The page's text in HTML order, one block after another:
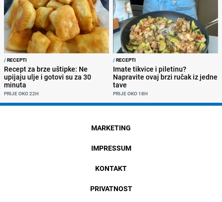
/RECEPTI
Recept za brze uštipke: Ne
upijaju ulje i gotovi su za 30
minuta
PRIJE OKO 22H
/RECEPTI
Imate tikvice i piletinu?
Napravite ovaj brzi ručak iz jedne
tave
PRIJE OKO 18H
MARKETING
IMPRESSUM
KONTAKT
PRIVATNOST